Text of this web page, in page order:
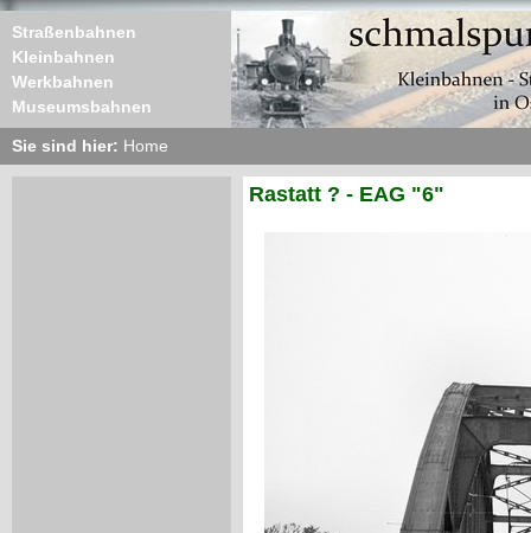
Straßenbahnen
Kleinbahnen
Werkbahnen
Museumsbahnen
Sie sind hier: Home
Rastatt ? - EAG "6"